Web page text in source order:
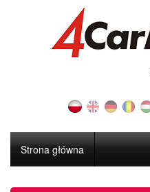
Strona główna